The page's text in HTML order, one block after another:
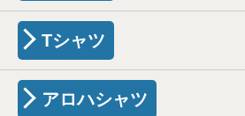
Tシャツ
アロハシャツ